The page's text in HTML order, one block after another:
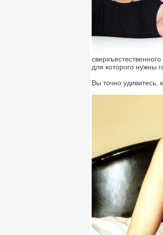
для которого нужны
Вы точно удивитесь,